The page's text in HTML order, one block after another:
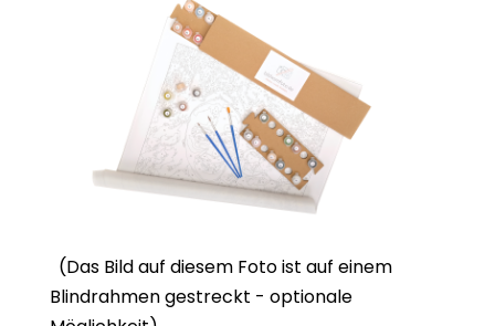
(Das Bild auf diesem Foto ist auf einem
Blindrahmen gestreckt - optionale